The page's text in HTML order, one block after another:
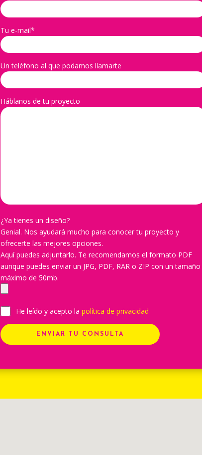
Tu e-mail*
Un teléfono al que podamos llamarte
Háblanos de tu proyecto
¿Ya tienes un diseño?
Genial. Nos ayudará mucho para conocer tu proyecto y
ofrecerte las mejores opciones.
Aquí puedes adjuntarlo. Te recomendamos el formato PDF
aunque puedes enviar un JPG, PDF, RAR o ZIP con un tamaño
máximo de 50mb.
He leído y acepto la política de privacidad